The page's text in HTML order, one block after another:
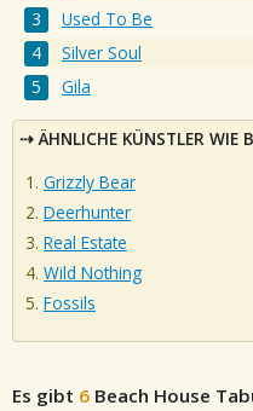
Used To Be
Silver Soul
Gila
ÄHNLICHE KÜNSTLER WIE
Grizzly Bear
Deerhunter
Real Estate
Wild Nothing
Fossils
Es gibt 6 Beach House